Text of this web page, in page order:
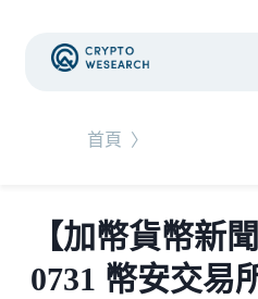
首頁 〉
【加幣貨幣新
0731 幣安交易